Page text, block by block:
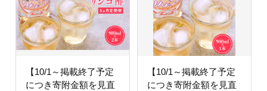
【10/1～掲載終了予定
につき寄附金額を見直
【10/1～掲載終了予定
につき寄附金額を見直